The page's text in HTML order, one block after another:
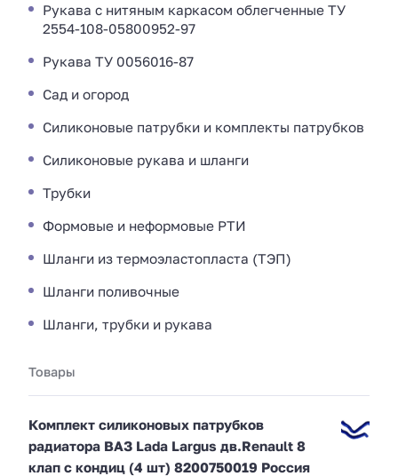
Рукава с нитяным каркасом облегченные ТУ
2554-108-05800952-97
Рукава ТУ 0056016-87
Сад и огород
Силиконовые патрубки и комплекты патрубков
Силиконовые рукава и шланги
Трубки
Формовые и неформовые РТИ
Шланги из термоэластопласта (ТЭП)
Шланги поливочные
Шланги, трубки и рукава
Товары
Комплект силиконовых патрубков
радиатора ВАЗ Lada Largus дв.Renault 8
клап с кондиц (4 шт) 8200750019 Россия